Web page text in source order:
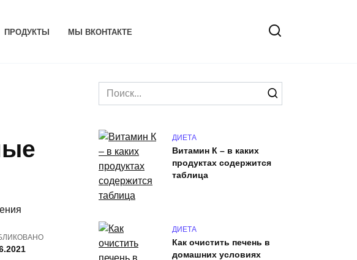
ПРОДУКТЫ МЫ ВКОНТАКТЕ
Search
for:
ДИЕТА
Витамин К – в каких
продуктах содержится
таблица
ДИЕТА
Как очистить печень в
домашних условиях